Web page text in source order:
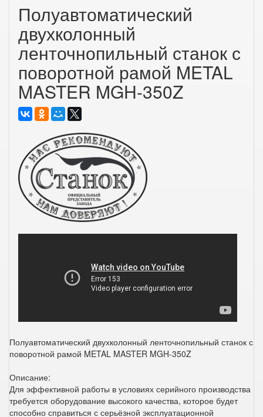
Полуавтоматический
двухколонный
ленточнопильный станок с
поворотной рамой METAL
MASTER MGH-350Z
Полуавтоматический двухколонный ленточнопильный станок с
поворотной рамой METAL MASTER MGH-350Z
Описание:
Для эффективной работы в условиях серийного производства
требуется оборудование высокого качества, которое будет
способно справиться с серьёзной эксплуатационной